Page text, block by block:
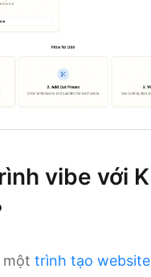
vibe với
một trình tạo